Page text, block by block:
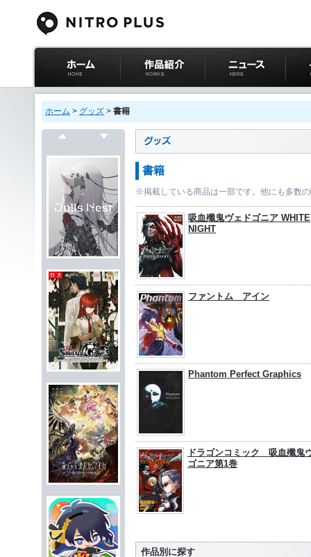
ニトロプラス公式
サイト ホーム
作品紹介 ニュース イベ
ホーム > グッズ > 書籍
書籍
※掲載している商品は一部です。他にも多数
吸血殲鬼ヴェドゴニア WHITE
NIGHT
ファントム アイン
Phantom Perfect Graphics
ドラゴンコミック 吸血殲鬼
ゴニア第1巻
作品別に探す